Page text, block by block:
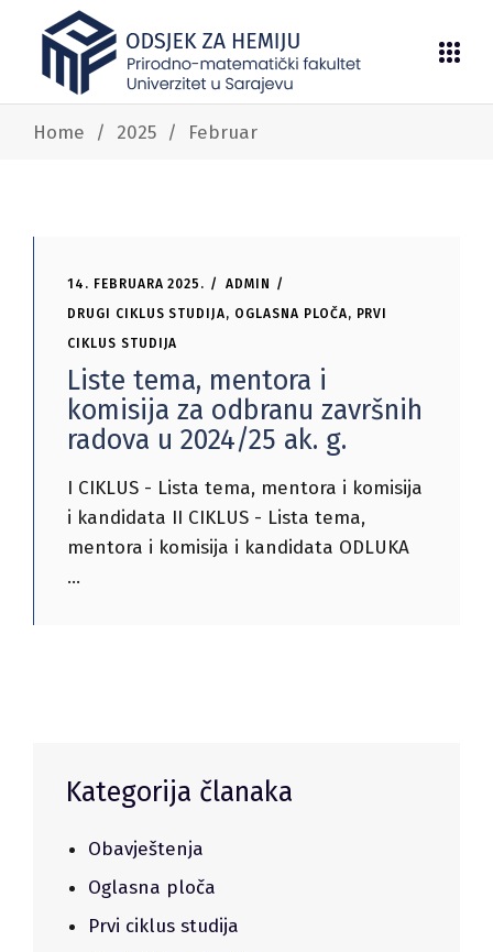
Home / 2025 / Februar
14. FEBRUARA 2025.
ADMIN
DRUGI CIKLUS STUDIJA, OGLASNA PLOČA, PRVI
CIKLUS STUDIJA
Liste tema, mentora i
komisija za odbranu završnih
radova u 2024/25 ak. g.
I CIKLUS - Lista tema, mentora i komisija
i kandidata II CIKLUS - Lista tema,
mentora i komisija i kandidata ODLUKA
Kategorija članaka
Obavještenja
Oglasna ploča
Prvi ciklus studija